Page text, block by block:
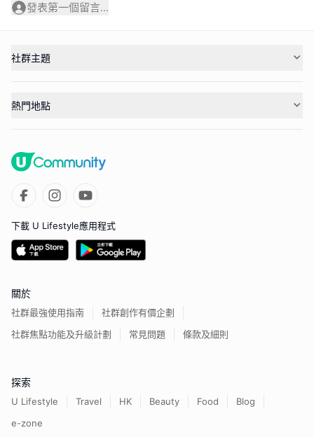
發表第一個留言...
社群主題
熱門地點
下載 U Lifestyle應用程式
關於
社群最強使用指南
社群創作有價企劃
社群焦點功能及升級計劃
常見問題 條款及細則
探索
U Lifestyle Travel HK Beauty Food
Blog
e-zone